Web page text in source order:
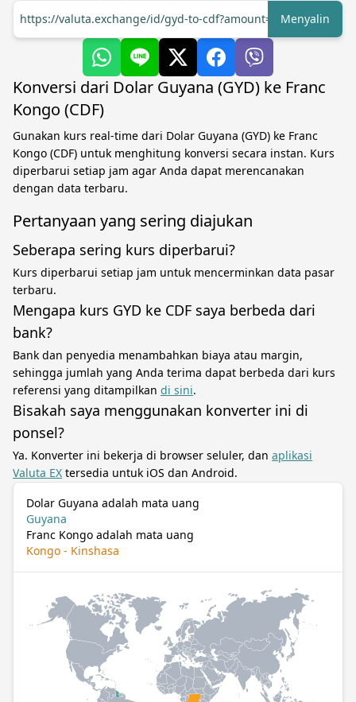
https://valuta.exchange/id/gyd-to-cdf?amount=1
Menyalin
Konversi dari Dolar Guyana (GYD) ke Franc
Kongo (CDF)
Gunakan kurs real-time dari Dolar Guyana (GYD) ke Franc
Kongo (CDF) untuk menghitung konversi secara instan. Kurs
diperbarui setiap jam agar Anda dapat merencanakan
dengan data terbaru.
Pertanyaan yang sering diajukan
Seberapa sering kurs diperbarui?
Kurs diperbarui setiap jam untuk mencerminkan data pasar
terbaru.
Mengapa kurs GYD ke CDF saya berbeda dari
bank?
Bank dan penyedia menambahkan biaya atau margin,
sehingga jumlah yang Anda terima dapat berbeda dari kurs
referensi yang ditampilkan di sini.
Bisakah saya menggunakan konverter ini di
ponsel?
Ya. Konverter ini bekerja di browser seluler, dan aplikasi
Valuta EX tersedia untuk iOS dan Android.
Dolar Guyana adalah mata uang
Guyana
Franc Kongo adalah mata uang
Kongo - Kinshasa